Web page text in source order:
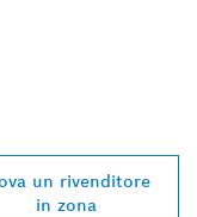
un rivenditore
in zona